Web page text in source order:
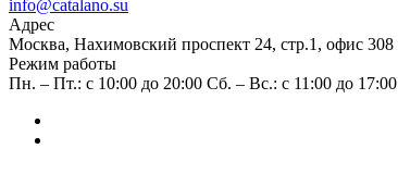
info@catalano.su
Адрес
Москва, Нахимовский проспект 24, стр.1, офис 308
Режим работы
Пн. – Пт.: с 10:00 до 20:00 Сб. – Вс.: с 11:00 до 17:00